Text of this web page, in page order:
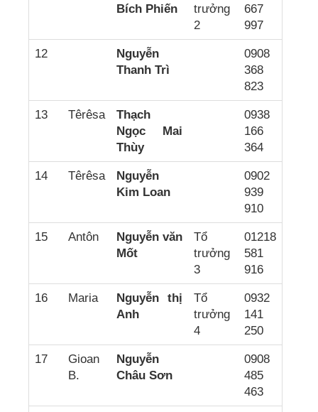
Bích Phiến
trưởng
2
667
997
12
Nguyễn
Thanh Trì
0908
368
823
13 Têrêsa
Thạch
Ngọc Mai
Thùy
0938
166
364
14 Têrêsa
Nguyễn
Kim Loan
0902
939
910
15 Antôn
Nguyễn văn
Mốt
Tổ
trưởng
3
01218
581
916
16 Maria
Nguyễn thị
Anh
Tổ
trưởng
4
0932
141
250
17
Gioan
B.
Nguyễn
Châu Sơn
0908
485
463